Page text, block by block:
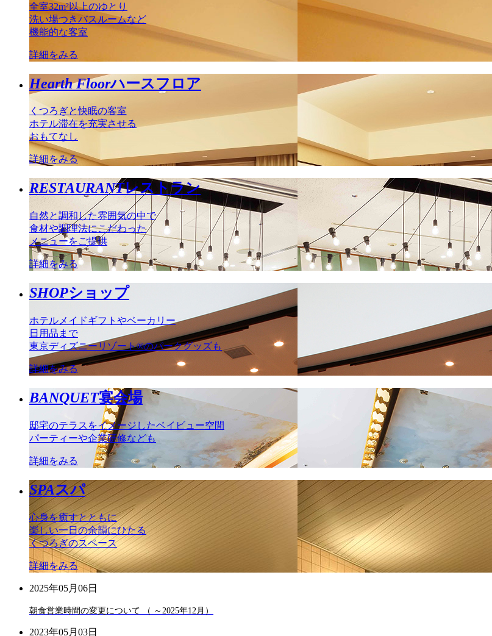
全室32m²以上のゆとり
洗い場つきバスルームなど
機能的な客室
詳細をみる
Hearth Floorハースフロア
くつろぎと快眠の客室
ホテル滞在を充実させる
おもてなし
詳細をみる
RESTAURANTレストラン
自然と調和した雰囲気の中で
食材や調理法にこだわった
メニューをご提供
詳細をみる
SHOPショップ
ホテルメイドギフトやベーカリー
日用品まで
東京ディズニーリゾート®のパークグッズも
詳細をみる
BANQUET宴会場
邸宅のテラスをイメージしたベイビュー空間
パーティーや企業研修なども
詳細をみる
SPAスパ
心身を癒すとともに
楽しい一日の余韻にひたる
くつろぎのスペース
詳細をみる
2025年05月06日
朝食営業時間の変更について （ ～2025年12月）
2023年05月03日